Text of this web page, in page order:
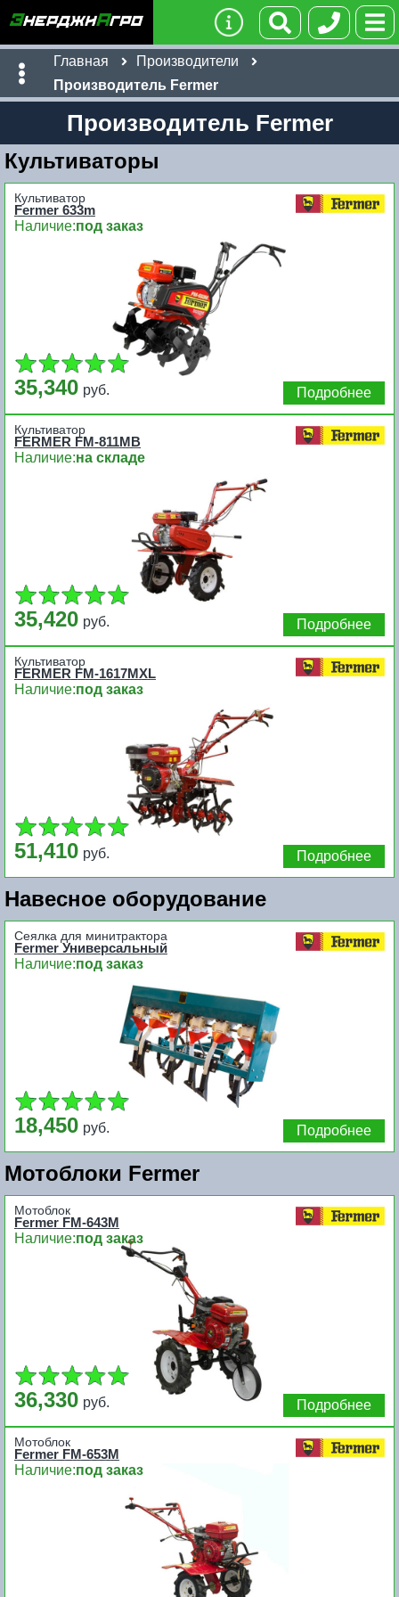
Главная
Производители
Производитель Fermer
Производитель Fermer
Культиваторы
Культиватор
Fermer 633m
Наличие:под заказ
35,340 руб. Подробнее
Культиватор
FERMER FM-811MB
Наличие:на складе
35,420 руб. Подробнее
Культиватор
FERMER FM-1617MXL
Наличие:под заказ
51,410 руб. Подробнее
Навесное оборудование
Сеялка для минитрактора
Fermer Универсальный
Наличие:под заказ
18,450 руб. Подробнее
Мотоблоки Fermer
Мотоблок
Fermer FM-643М
Наличие:под заказ
36,330 руб. Подробнее
Мотоблок
Fermer FM-653М
Наличие:под заказ